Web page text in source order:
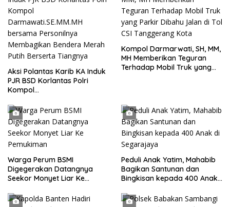
Aksi Polantas Karib KA Induk
PJR BSD Korlantas Polri
Kompol
bersama Personilnya
Membagikan Bendera Merah
Putih Berserta Tiangnya
Kompol Darmarwati, SH, MM,
MH Memberikan Teguran
Terhadap Mobil Truk yang
Warga Perum BSMI
Digegerakan Datangnya
Seekor Monyet Liar Ke
Peduli Anak Yatim, Mahabib
Bagikan Santunan dan
Bingkisan kepada 400 Anak